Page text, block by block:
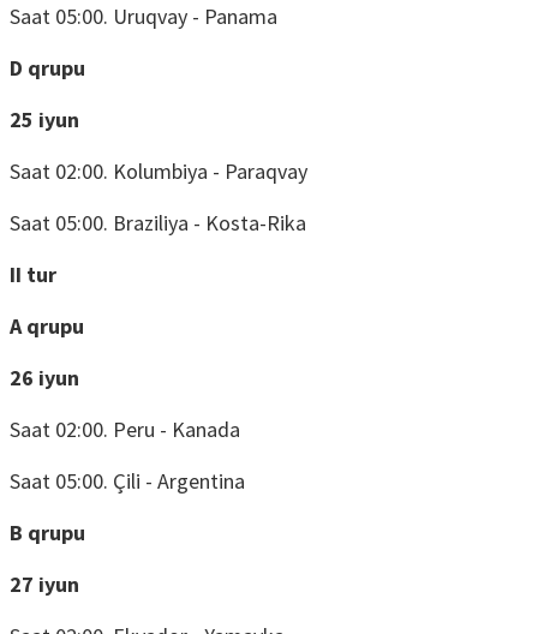
Saat 05:00. Uruqvay - Panama
D qrupu
25 iyun
Saat 02:00. Kolumbiya - Paraqvay
Saat 05:00. Braziliya - Kosta-Rika
II tur
A qrupu
26 iyun
Saat 02:00. Peru - Kanada
Saat 05:00. Çili - Argentina
B qrupu
27 iyun